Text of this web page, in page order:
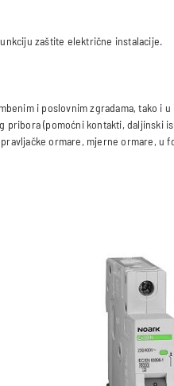
zaštite električne instalacije.
i poslovnim zgradama, tako i
pribora (pomoćni kontakti,